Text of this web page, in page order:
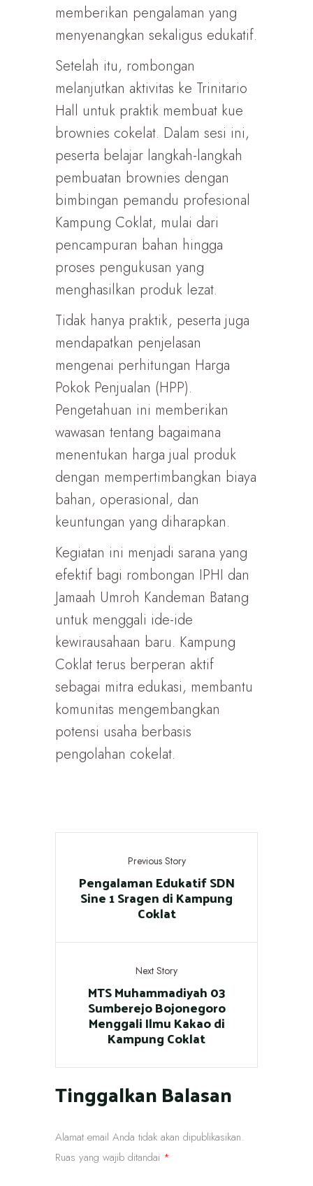
memberikan pengalaman yang
menyenangkan sekaligus edukatif.
Setelah itu, rombongan
melanjutkan aktivitas ke Trinitario
Hall untuk praktik membuat kue
brownies cokelat. Dalam sesi ini,
peserta belajar langkah-langkah
pembuatan brownies dengan
bimbingan pemandu profesional
Kampung Coklat, mulai dari
pencampuran bahan hingga
proses pengukusan yang
menghasilkan produk lezat.
Tidak hanya praktik, peserta juga
mendapatkan penjelasan
mengenai perhitungan Harga
Pokok Penjualan (HPP).
Pengetahuan ini memberikan
wawasan tentang bagaimana
menentukan harga jual produk
dengan mempertimbangkan biaya
bahan, operasional, dan
keuntungan yang diharapkan.
Kegiatan ini menjadi sarana yang
efektif bagi rombongan IPHI dan
Jamaah Umroh Kandeman Batang
untuk menggali ide-ide
kewirausahaan baru. Kampung
Coklat terus berperan aktif
sebagai mitra edukasi, membantu
komunitas mengembangkan
potensi usaha berbasis
pengolahan cokelat.
Previous Story
Pengalaman Edukatif SDN
Sine 1 Sragen di Kampung
Coklat
Next Story
MTS Muhammadiyah 03
Sumberejo Bojonegoro
Menggali Ilmu Kakao di
Kampung Coklat
Tinggalkan Balasan
Alamat email Anda tidak akan dipublikasikan.
Ruas yang wajib ditandai *